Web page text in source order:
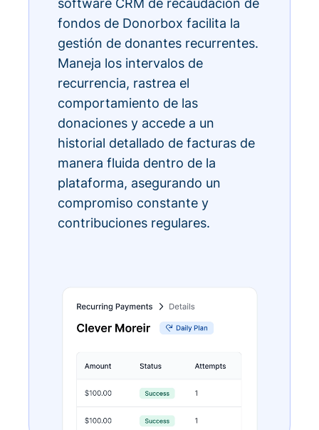
software CRM de recaudación de
fondos de Donorbox facilita la
gestión de donantes recurrentes.
Maneja los intervalos de
recurrencia, rastrea el
comportamiento de las
donaciones y accede a un
historial detallado de facturas de
manera fluida dentro de la
plataforma, asegurando un
compromiso constante y
contribuciones regulares.